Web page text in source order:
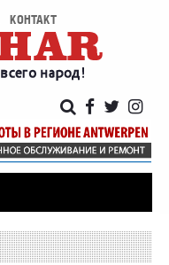
КОНТАКТ